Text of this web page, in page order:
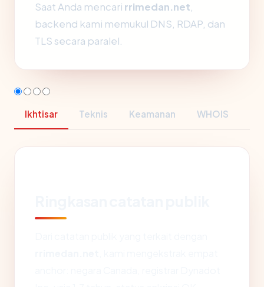
Saat Anda mencari rrimedan.net
backend kami memukul DNS, RDAP, dan
TLS secara paralel.
Ikhtisar Teknis Keamanan WHOIS